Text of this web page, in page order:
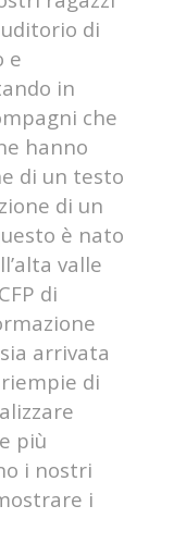
di
e
in
che
hanno
di un testo
di un
è nato
valle
di
arrivata
di
più
i nostri
i